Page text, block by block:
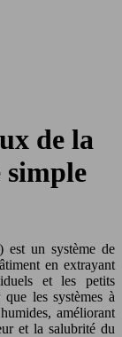
de la
est un système de
en extrayant
et les petits
les systèmes à
améliorant
et la salubrité du